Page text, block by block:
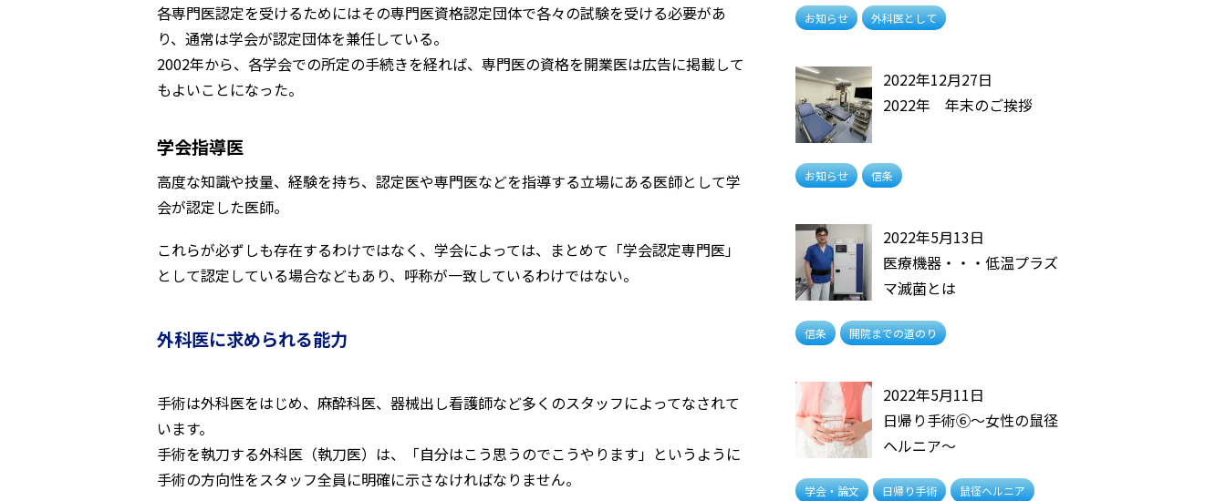
各専門医認定を受けるためにはその専門医資格認定団体で各々の試験を受ける必要があ
り、通常は学会が認定団体を兼任している。
2002年から、各学会での所定の手続きを経れば、専門医の資格を開業医は広告に掲載して
もよいことになった。
学会指導医
高度な知識や技量、経験を持ち、認定医や専門医などを指導する立場にある医師として学
会が認定した医師。
これらが必ずしも存在するわけではなく、学会によっては、まとめて「学会認定専門医」
として認定している場合などもあり、呼称が一致しているわけではない。
外科医に求められる能力
手術は外科医をはじめ、麻酔科医、器械出し看護師など多くのスタッフによってなされて
います。
手術を執刀する外科医（執刀医）は、「自分はこう思うのでこうやります」というように
手術の方向性をスタッフ全員に明確に示さなければなりません。
お知らせ 外科医として
2022年12月27日
2022年 年末のご挨拶
お知らせ 信条
2022年5月13日
医療機器・・・低温プラズ
マ滅菌とは
信条 開院までの道のり
2022年5月11日
日帰り手術⑥〜女性の鼠径
ヘルニア〜
学会・論文 日帰り手術 鼠径ヘルニア